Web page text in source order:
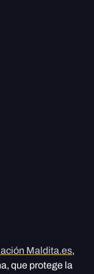
Maldita.es,
que protege la